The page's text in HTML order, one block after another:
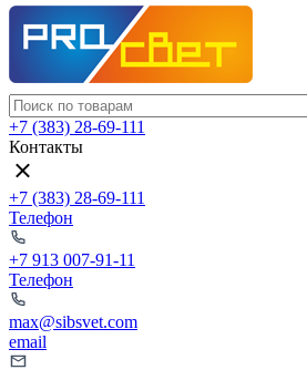
+7 (383) 28-69-111
Контакты
+7 (383) 28-69-111
Телефон
+7 913 007-91-11
Телефон
max@sibsvet.com
email